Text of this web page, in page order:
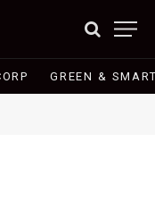
GREEN &